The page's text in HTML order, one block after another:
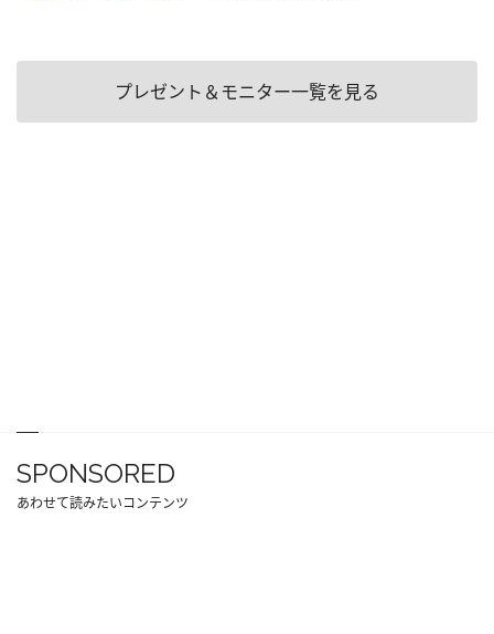
プレゼント＆モニター一覧を見る
SPONSORED
あわせて読みたいコンテンツ